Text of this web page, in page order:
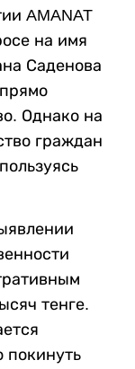
AMANAT
на имя
Саденова
Однако на
граждан
тенге.
покинуть